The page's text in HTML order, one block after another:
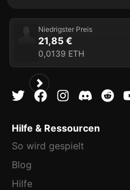
Niedrigster Preis
21,85 €
0,0139 ETH
Hilfe & Ressourcen
So wird gespielt
Blog
Hilfe